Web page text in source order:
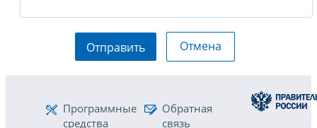
Отправить Отмена
Программные
средства
Обратная
связь